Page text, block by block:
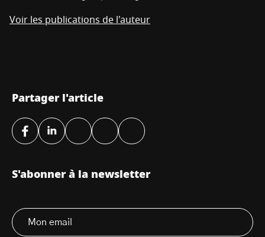
Voir les publications de l'auteur
Partager l'article
S'abonner à la newsletter